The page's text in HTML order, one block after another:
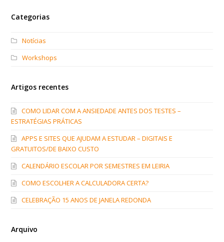
Categorias
Notícias
Workshops
Artigos recentes
COMO LIDAR COM A ANSIEDADE ANTES DOS TESTES –
ESTRATÉGIAS PRÁTICAS
APPS E SITES QUE AJUDAM A ESTUDAR – DIGITAIS E
GRATUITOS/DE BAIXO CUSTO
CALENDÁRIO ESCOLAR POR SEMESTRES EM LEIRIA
COMO ESCOLHER A CALCULADORA CERTA?
CELEBRAÇÃO 15 ANOS DE JANELA REDONDA
Arquivo